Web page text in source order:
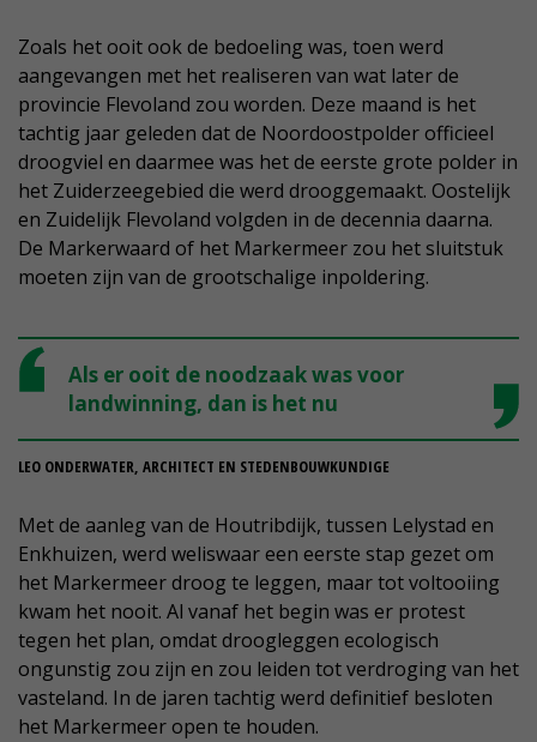
Zoals het ooit ook de bedoeling was, toen werd
aangevangen met het realiseren van wat later de
provincie Flevoland zou worden. Deze maand is het
tachtig jaar geleden dat de Noordoostpolder officieel
droogviel en daarmee was het de eerste grote polder in
het Zuiderzeegebied die werd drooggemaakt. Oostelijk
en Zuidelijk Flevoland volgden in de decennia daarna.
De Markerwaard of het Markermeer zou het sluitstuk
moeten zijn van de grootschalige inpoldering.
Als er ooit de noodzaak was voor
landwinning, dan is het nu
LEO ONDERWATER, ARCHITECT EN STEDENBOUWKUNDIGE
Met de aanleg van de Houtribdijk, tussen Lelystad en
Enkhuizen, werd weliswaar een eerste stap gezet om
het Markermeer droog te leggen, maar tot voltooiing
kwam het nooit. Al vanaf het begin was er protest
tegen het plan, omdat droogleggen ecologisch
ongunstig zou zijn en zou leiden tot verdroging van het
vasteland. In de jaren tachtig werd definitief besloten
het Markermeer open te houden.